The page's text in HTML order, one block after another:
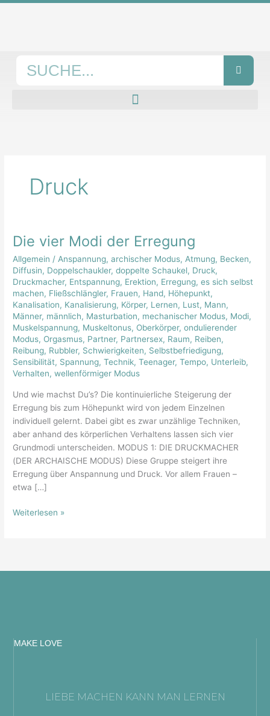
Zum
Druck
Die vier Modi der Erregung
Allgemein / Anspannung,archischer Modus, Atmung, Becken,
Diffusin, Doppelschaukler,doppelte Schaukel, Druck,
Druckmacher, Entspannung, Erektion, Erregung,es sich selbst
machen, Fließschlängler, Frauen, Hand, Höhepunkt,
Kanalisation, Kanalisierung, Körper, Lernen, Lust, Mann,
Männer, männlich, Masturbation, mechanischer Modus, Modi,
Muskelspannung, Muskeltonus, Oberkörper,ondulierender
Modus, Orgasmus, Partner, Partnersex, Raum, Reiben,
Reibung, Rubbler, Schwierigkeiten, Selbstbefriedigung,
Sensibilität, Spannung,Technik,Teenager,Tempo, Unterleib,
Verhalten,wellenförmiger Modus
Und wie machst Du’s? Die kontinuierliche Steigerung der
Erregung bis zum Höhepunkt wird von jedem Einzelnen
individuell gelernt. Dabei gibt es zwar unzählige Techniken,
aber anhand des körperlichen Verhaltens lassen sich vier
Grundmodi unterscheiden. MODUS 1: DIE DRUCKMACHER
(DER ARCHAISCHE MODUS) Diese Gruppe steigert ihre
Erregung über Anspannung und Druck. Vor allem Frauen –
etwa […]
Die
Modi
der
Erregung
Weiterlesen »
MAKE LOVE
LIEBE MACHEN KANN MAN LERNEN